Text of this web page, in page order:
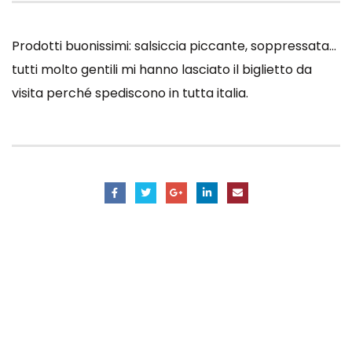
Prodotti buonissimi: salsiccia piccante, soppressata…
tutti molto gentili mi hanno lasciato il biglietto da
visita perché spediscono in tutta italia.